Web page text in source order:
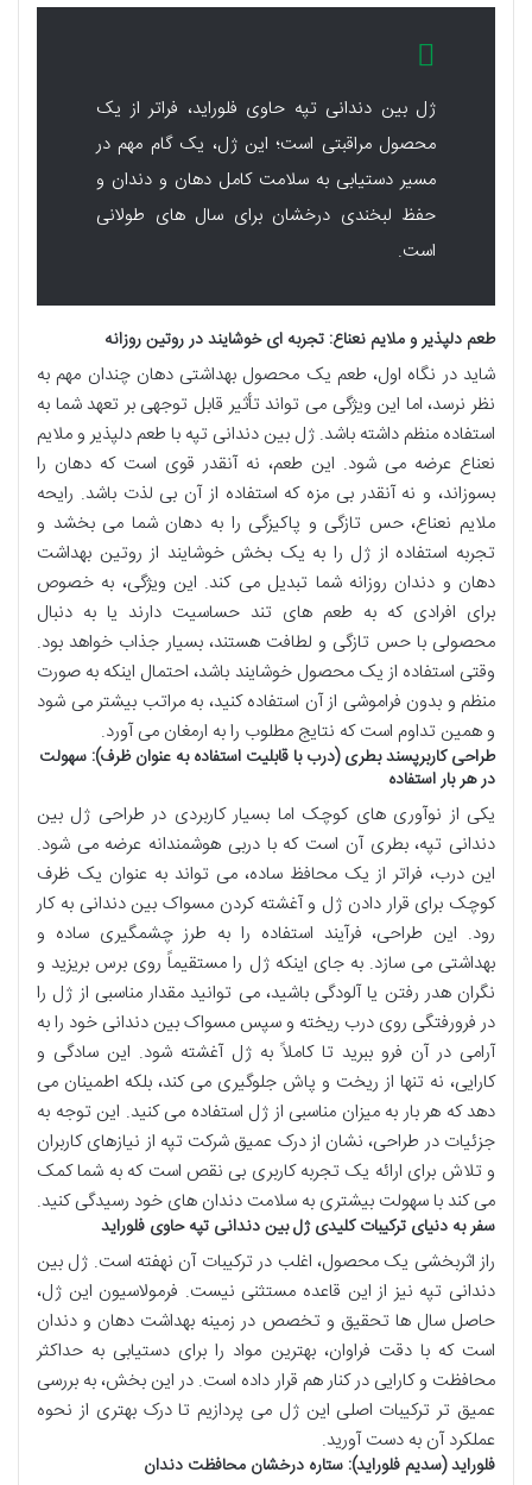
ژل بین دندانی تپه حاوی فلوراید، فراتر از یک
محصول مراقبتی است؛ این ژل، یک گام مهم در
مسیر دستیابی به سلامت کامل دهان و دندان و
حفظ لبخندی درخشان برای سال های طولانی
است.
طعم دلپذیر و ملایم نعناع: تجربه ای خوشایند در روتین روزانه
شاید در نگاه اول، طعم یک محصول بهداشتی دهان چندان مهم به
نظر نرسد، اما این ویژگی می تواند تأثیر قابل توجهی بر تعهد شما به
استفاده منظم داشته باشد. ژل بین دندانی تپه با طعم دلپذیر و ملایم
نعناع عرضه می شود. این طعم، نه آنقدر قوی است که دهان را
بسوزاند، و نه آنقدر بی مزه که استفاده از آن بی لذت باشد. رایحه
ملایم نعناع، حس تازگی و پاکیزگی را به دهان شما می بخشد و
تجربه استفاده از ژل را به یک بخش خوشایند از روتین بهداشت
دهان و دندان روزانه شما تبدیل می کند. این ویژگی، به خصوص
برای افرادی که به طعم های تند حساسیت دارند یا به دنبال
محصولی با حس تازگی و لطافت هستند، بسیار جذاب خواهد بود.
وقتی استفاده از یک محصول خوشایند باشد، احتمال اینکه به صورت
منظم و بدون فراموشی از آن استفاده کنید، به مراتب بیشتر می شود
و همین تداوم است که نتایج مطلوب را به ارمغان می آورد.
طراحی کاربرپسند بطری (درب با قابلیت استفاده به عنوان ظرف): سهولت
در هر بار استفاده
یکی از نوآوری های کوچک اما بسیار کاربردی در طراحی ژل بین
دندانی تپه، بطری آن است که با دربی هوشمندانه عرضه می شود.
این درب، فراتر از یک محافظ ساده، می تواند به عنوان یک ظرف
کوچک برای قرار دادن ژل و آغشته کردن مسواک بین دندانی به کار
رود. این طراحی، فرآیند استفاده را به طرز چشمگیری ساده و
بهداشتی می سازد. به جای اینکه ژل را مستقیماً روی برس بریزید و
نگران هدر رفتن یا آلودگی باشید، می توانید مقدار مناسبی از ژل را
در فرورفتگی روی درب ریخته و سپس مسواک بین دندانی خود را به
آرامی در آن فرو ببرید تا کاملاً به ژل آغشته شود. این سادگی و
کارایی، نه تنها از ریخت و پاش جلوگیری می کند، بلکه اطمینان می
دهد که هر بار به میزان مناسبی از ژل استفاده می کنید. این توجه به
جزئیات در طراحی، نشان از درک عمیق شرکت تپه از نیازهای کاربران
و تلاش برای ارائه یک تجربه کاربری بی نقص است که به شما کمک
می کند با سهولت بیشتری به سلامت دندان های خود رسیدگی کنید.
سفر به دنیای ترکیبات کلیدی ژل بین دندانی تپه حاوی فلوراید
راز اثربخشی یک محصول، اغلب در ترکیبات آن نهفته است. ژل بین
دندانی تپه نیز از این قاعده مستثنی نیست. فرمولاسیون این ژل،
حاصل سال ها تحقیق و تخصص در زمینه بهداشت دهان و دندان
است که با دقت فراوان، بهترین مواد را برای دستیابی به حداکثر
محافظت و کارایی در کنار هم قرار داده است. در این بخش، به بررسی
عمیق تر ترکیبات اصلی این ژل می پردازیم تا درک بهتری از نحوه
عملکرد آن به دست آورید.
فلوراید (سدیم فلوراید): ستاره درخشان محافظت دندان